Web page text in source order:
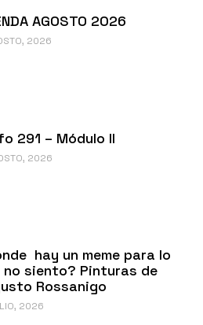
AGOSTO 2026
2026
291 – Módulo II
2026
hay un meme para lo
no siento? Pinturas de
Rossanigo
2026